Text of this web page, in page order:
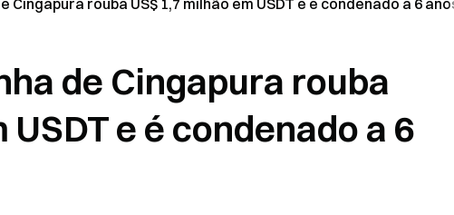
Cingapura rouba US$ 1,7 milhão em USDT e é condenado a 6
de Cingapura rouba
USDT e é condenado a 6